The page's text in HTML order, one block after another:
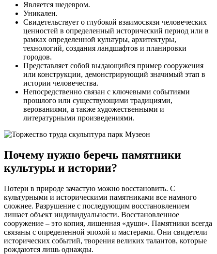
Является шедевром.
Уникален.
Свидетельствует о глубокой взаимосвязи человеческих
ценностей в определенный исторический период или в
рамках определенной культуры, архитектуры,
технологий, создания ландшафтов и планировки
городов.
Представляет собой выдающийся пример сооружения
или конструкции, демонстрирующий значимый этап в
истории человечества.
Непосредственно связан с ключевыми событиями
прошлого или существующими традициями,
верованиями, а также художественными и
литературными произведениями.
Почему нужно беречь памятники
культуры и истории?
Потери в природе зачастую можно восстановить. С
культурными и историческими памятниками все намного
сложнее. Разрушение с последующим восстановлением
лишает объект индивидуальности. Восстановленное
сооружение – это копия, лишенная «души». Памятники всегда
связаны с определенной эпохой и мастерами. Они свидетели
исторических событий, творения великих талантов, которые
рождаются лишь однажды.